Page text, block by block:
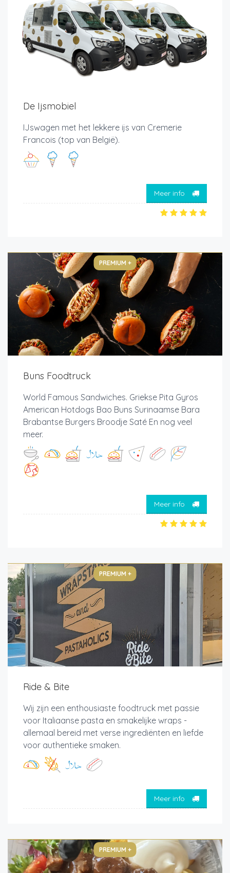
De Ijsmobiel
IJswagen met het lekkere ijs van Cremerie
Francois (top van België).
Meer info
PREMIUM +
Buns Foodtruck
World Famous Sandwiches. Griekse Pita Gyros
American Hotdogs Bao Buns Surinaamse Bara
Brabantse Burgers Broodje Saté En nog veel
meer.
Meer info
PREMIUM +
Ride & Bite
Wij zijn een enthousiaste foodtruck met passie
voor Italiaanse pasta en smakelijke wraps -
allemaal bereid met verse ingrediënten en liefde
voor authentieke smaken.
Meer info
PREMIUM +